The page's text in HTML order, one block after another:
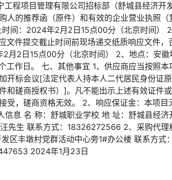
程项目管理有限公司招标部（舒城县经济开
的推荐函（原件）和有效的企业营业执照（
间：2024年2月2日15点00分（北京时间）
件提交截止时间前现场递交纸质响应文件，
月2日15点00分（北京时间） 2、地点：安徽
工作日。 七、其他事宜 1、供应商应当按照
开标会议[法定代表人持本人二代居民身份证
和磋商授权书）]。凡不能出示上述有效证件
受，磋商资格无效。 2、响应保证金：本项目
信息 名 称：舒城职业学校 地 址：舒城县经
先生 联系方式：18326272566 2、采购代理
区丰墩村党群活动中心旁1#办公楼 联系方
2024年1月23日